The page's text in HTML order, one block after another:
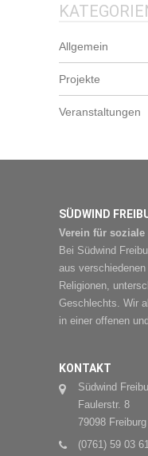
Allgemein
Projekte
Veranstaltungen
SÜDWIND
Verein für
Bei Südwind
aus
Religionen,
Geschlechts. Wir
in einer offenen
KONTAKT
Südwind
Faulerstr. 8
79098 Freiburg
(0761) 59 03